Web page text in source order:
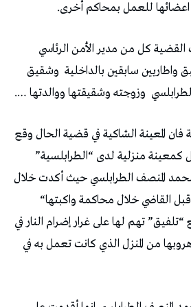
للعمل بمحاكم أخرى.
كل من مدير الأمن الرئاسي
واطاريين سابقين بالداخلية وشقيق
وزوجته وشقيقتها ووالدتها ….
المعينة الشاكية في قضية الحال وقع
كمعينة منزلية لدى “الطرابلسية”
محمد المنصف الطرابلسي حيث أكدت خلال
القاضي خلال محاكمة واكبتها“
“تلفيق” تهم لها على غرار إضرام النار في
من المنزل الذي كانت تعمل به في